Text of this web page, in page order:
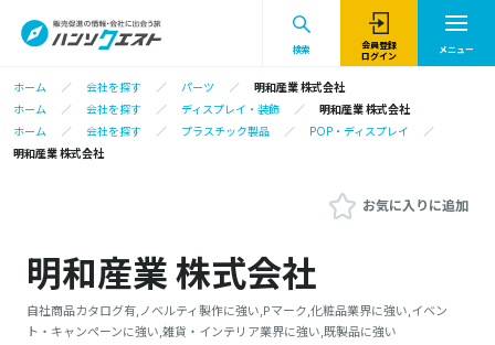
検索
会員登録
ログイン
メニュー
ホーム 会社を探す パーツ
明和産業 株式会社
ホーム
会社を探す ディスプレイ・装飾
明和産業 株式会社
ホーム
会社を探す プラスチック製品
POP・ディスプレイ
明和産業 株式会社
お気に入りに追加
明和産業 株式会社
自社商品カタログ有,ノベルティ製作に強い,Pマーク,化粧品業界に強い,イベン
ト・キャンペーンに強い,雑貨・インテリア業界に強い,既製品に強い